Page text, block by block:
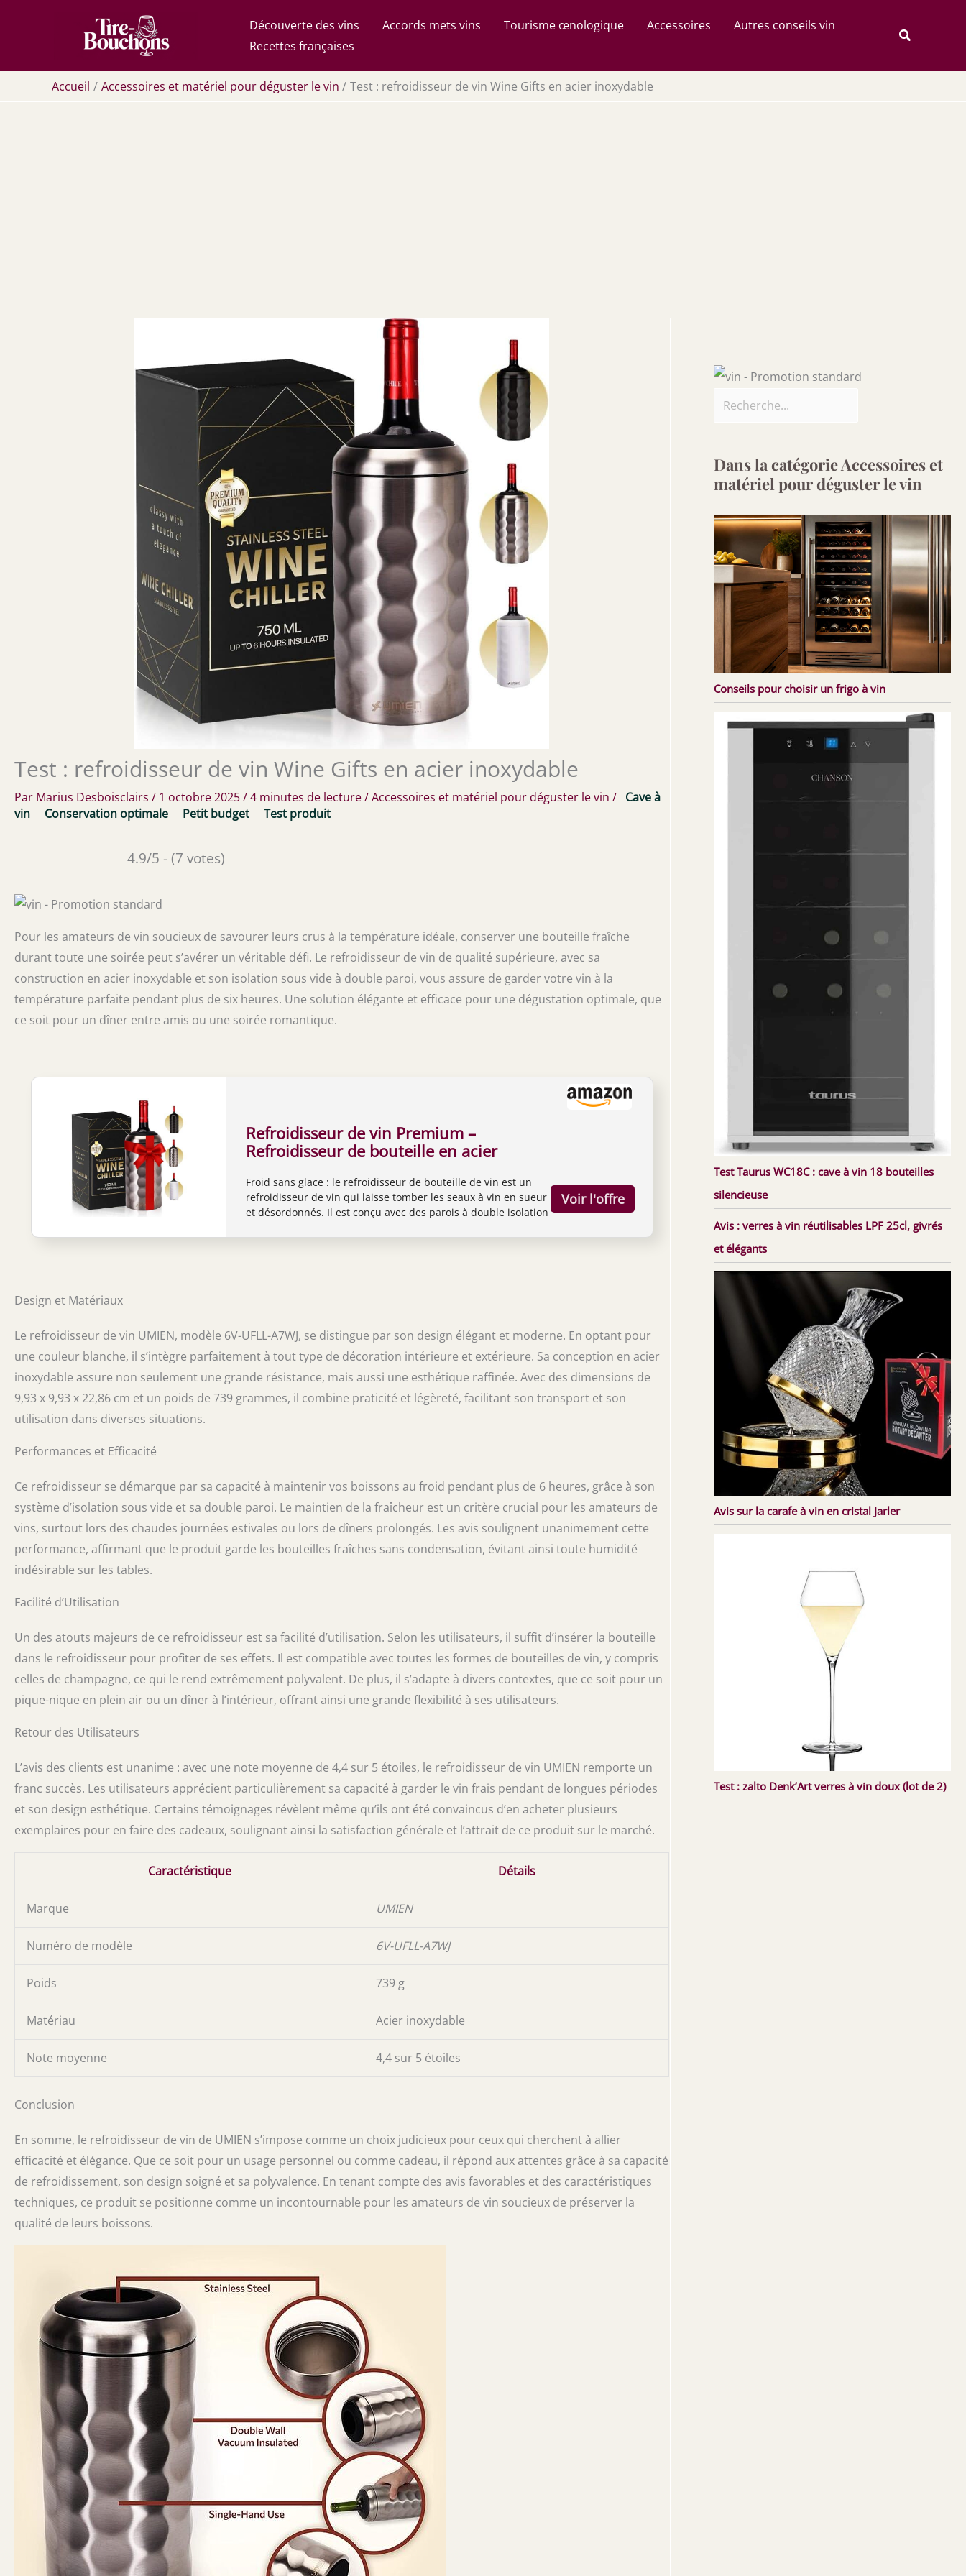
Découverte des vins Accords mets vins Tourisme œnologique Accessoires
Autres conseils vin
Recettes françaises
Rechercher
Accueil Accessoires et matériel pour déguster le vin Test : refroidisseur de vin Wine Gifts en acier inoxydable
Test : refroidisseur de vin Wine Gifts en acier inoxydable
Par Marius Desboisclairs / 1 octobre 2025/4 minutes de lecture/Accessoires et matériel pour déguster le vin / Cave à
vin
Conservation optimale Petit budget Test produit
4.9/5 - (7 votes)
Pour les amateurs de vin soucieux de savourer leurs crus à la température idéale, conserver une bouteille fraîche
durant toute une soirée peut s’avérer un véritable défi. Le refroidisseur de vin de qualité supérieure, avec sa
construction en acier inoxydable et son isolation sous vide à double paroi, vous assure de garder votre vin à la
température parfaite pendant plus de six heures. Une solution élégante et efficace pour une dégustation optimale, que
ce soit pour un dîner entre amis ou une soirée romantique.
Refroidisseur de vin Premium –
Refroidisseur de bouteille en acier
et isolation sous vide – Garde le vin
froid pendant plus de 6 heures –
Cadeau parfait pour les
Froid sans glace : le refroidisseur de bouteille de vin est un
refroidisseur de vin qui laisse tomber les seaux à vin en sueur
et désordonnés. Il est conçu avec des parois à double isolation
piscine et ailleurs Matériaux de refroidissement durables :
notre refroidisseur de bouteille de champagne est fabriqué en
acier inoxydable 304 de qualité alimentaire. Il est équipé d'un
fond en silicone antidérapant qui maintient votre bouteille de
vin en toute sécurité. Disponible en acier inoxydable naturel et
finition noire et blanche Design portable et élégant : le
famille amateur de vin Facile à utiliser : cet isolant pour
bouteille de vin est très simple. Il suffit de dévisser le
couvercle réglable, d'insérer votre bouteille réfrigérée et de
visser le couvercle à nouveau. Et c'est tout. Vous pouvez
profiter de votre vin glacé à la température parfaite pendant
Design et Matériaux
Le refroidisseur de vin UMIEN, modèle 6V-UFLL-A7WJ, se distingue par son design élégant et moderne. En optant pour
une couleur blanche, il s’intègre parfaitement à tout type de décoration intérieure et extérieure. Sa conception en acier
inoxydable assure non seulement une grande résistance, mais aussi une esthétique raffinée. Avec des dimensions de
9,93 x 9,93 x 22,86 cm et un poids de 739 grammes, il combine praticité et légèreté, facilitant son transport et son
utilisation dans diverses situations.
Performances et Efficacité
Ce refroidisseur se démarque par sa capacité à maintenir vos boissons au froid pendant plus de 6 heures, grâce à son
système d’isolation sous vide et sa double paroi. Le maintien de la fraîcheur est un critère crucial pour les amateurs de
vins, surtout lors des chaudes journées estivales ou lors de dîners prolongés. Les avis soulignent unanimement cette
performance, affirmant que le produit garde les bouteilles fraîches sans condensation, évitant ainsi toute humidité
indésirable sur les tables.
Facilité d’Utilisation
Un des atouts majeurs de ce refroidisseur est sa facilité d’utilisation. Selon les utilisateurs, il suffit d’insérer la bouteille
dans le refroidisseur pour profiter de ses effets. Il est compatible avec toutes les formes de bouteilles de vin, y compris
celles de champagne, ce qui le rend extrêmement polyvalent. De plus, il s’adapte à divers contextes, que ce soit pour un
pique-nique en plein air ou un dîner à l’intérieur, offrant ainsi une grande flexibilité à ses utilisateurs.
Retour des Utilisateurs
L’avis des clients est unanime : avec une note moyenne de 4,4 sur 5 étoiles, le refroidisseur de vin UMIEN remporte un
franc succès. Les utilisateurs apprécient particulièrement sa capacité à garder le vin frais pendant de longues périodes
et son design esthétique. Certains témoignages révèlent même qu’ils ont été convaincus d’en acheter plusieurs
exemplaires pour en faire des cadeaux, soulignant ainsi la satisfaction générale et l’attrait de ce produit sur le marché.
Caractéristique Détails
Marque UMIEN
Numéro de modèle 6V-UFLL-A7WJ
Poids 739 g
Matériau Acier inoxydable
Note moyenne 4,4 sur 5 étoiles
Conclusion
En somme, le refroidisseur de vin de UMIEN s’impose comme un choix judicieux pour ceux qui cherchent à allier
efficacité et élégance. Que ce soit pour un usage personnel ou comme cadeau, il répond aux attentes grâce à sa capacité
de refroidissement, son design soigné et sa polyvalence. En tenant compte des avis favorables et des caractéristiques
techniques, ce produit se positionne comme un incontournable pour les amateurs de vin soucieux de préserver la
qualité de leurs boissons.
Dans la catégorie Accessoires et
matériel pour déguster le vin
Conseils pour choisir un frigo à vin
Test Taurus WC18C : cave à vin 18 bouteilles
silencieuse
Avis : verres à vin réutilisables LPF 25cl, givrés
et élégants
Avis sur la carafe à vin en cristal Jarler
Test : zalto Denk’Art verres à vin doux (lot de 2)